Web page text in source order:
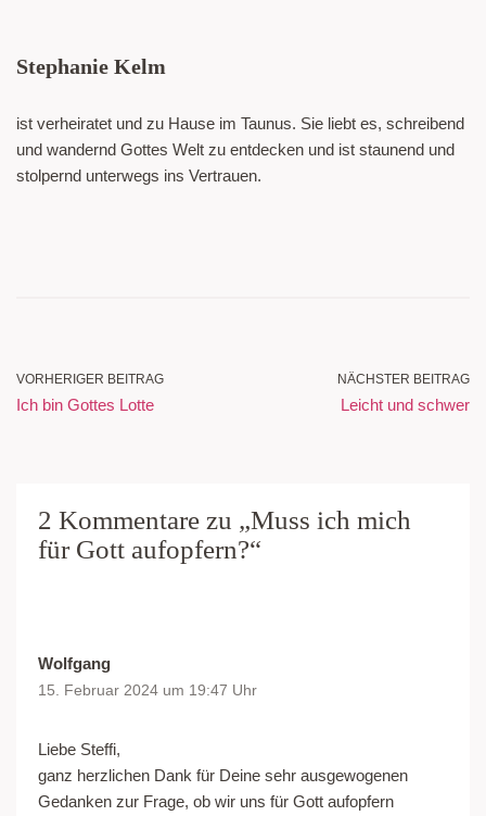
Stephanie Kelm
ist verheiratet und zu Hause im Taunus. Sie liebt es, schreibend
und wandernd Gottes Welt zu entdecken und ist staunend und
stolpernd unterwegs ins Vertrauen.
VORHERIGER BEITRAG
Ich bin Gottes Lotte
NÄCHSTER BEITRAG
Leicht und schwer
2 Kommentare zu „Muss ich mich
für Gott aufopfern?“
Wolfgang
15. Februar 2024 um 19:47 Uhr
Liebe Steffi,
ganz herzlichen Dank für Deine sehr ausgewogenen
Gedanken zur Frage, ob wir uns für Gott aufopfern